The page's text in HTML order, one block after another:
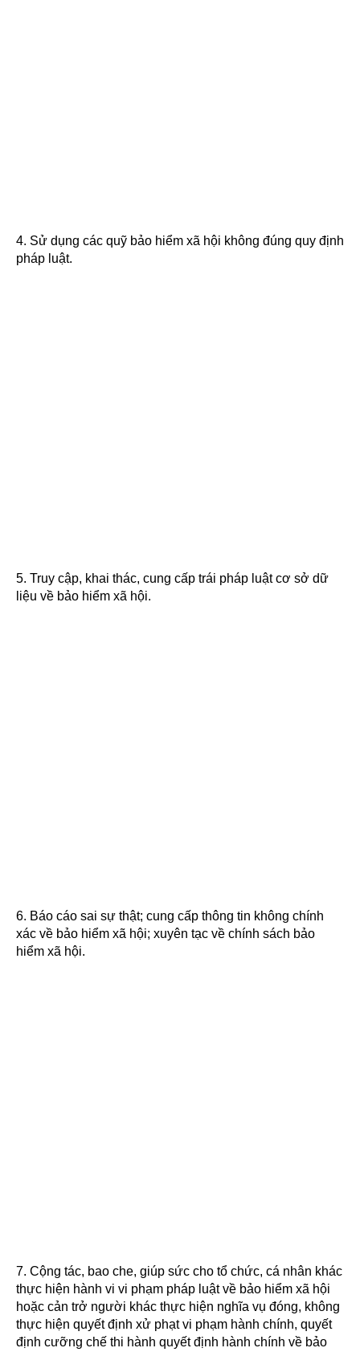
4. Sử dụng các quỹ bảo hiểm xã hội không đúng quy định
pháp luật.
5. Truy cập, khai thác, cung cấp trái pháp luật cơ sở dữ
liệu về bảo hiểm xã hội.
6. Báo cáo sai sự thật; cung cấp thông tin không chính
xác về bảo hiểm xã hội; xuyên tạc về chính sách bảo
hiểm xã hội.
7. Cộng tác, bao che, giúp sức cho tổ chức, cá nhân khác
thực hiện hành vi vi phạm pháp luật về bảo hiểm xã hội
hoặc cản trở người khác thực hiện nghĩa vụ đóng, không
thực hiện quyết định xử phạt vi phạm hành chính, quyết
định cưỡng chế thi hành quyết định hành chính về bảo